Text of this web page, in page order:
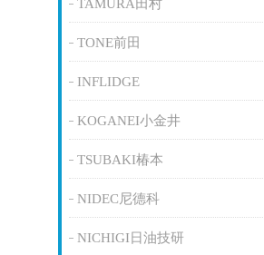
TAMURA田村
TONE前田
INFLIDGE
KOGANEI小金井
TSUBAKI椿本
NIDEC尼德科
NICHIGI日油技研